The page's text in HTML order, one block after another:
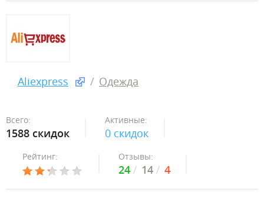
Aliexpress Одежда
Всего:
1588 скидок
Активные:
0 скидок
Рейтинг: Отзывы:
24 14 4